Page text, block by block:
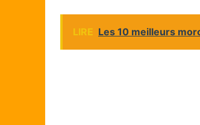
LIRE Les 10 meilleurs